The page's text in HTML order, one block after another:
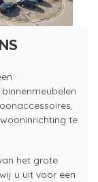
te
het grote
u uit voor een